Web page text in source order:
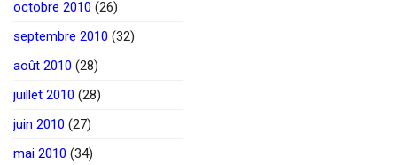
octobre 2010 (26)
septembre 2010 (32)
août 2010 (28)
juillet 2010 (28)
juin 2010 (27)
mai 2010 (34)